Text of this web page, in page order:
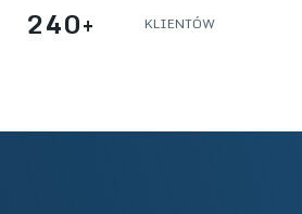
240+ KLIENTÓW